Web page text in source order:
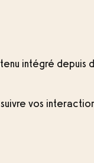
intégré depuis
vos